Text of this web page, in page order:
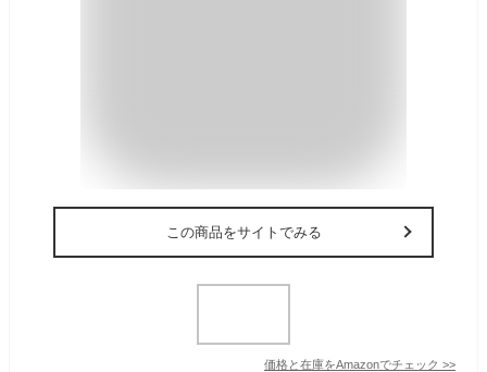
この商品をサイトでみる
価格と在庫をAmazonでチェック >>